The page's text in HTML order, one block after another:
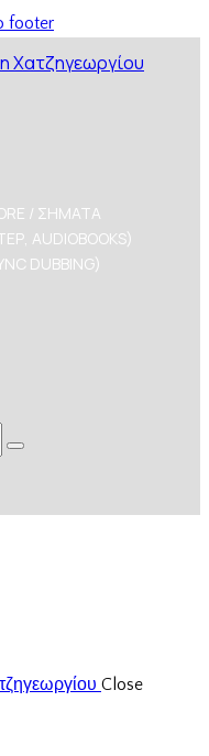
footer
/ ΣΗΜΑΤΑ
AUDIOBOOKS)
DUBBING)
Close